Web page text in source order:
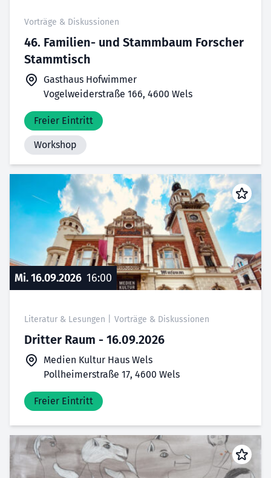
Vorträge & Diskussionen
46. Familien- und Stammbaum Forscher
Stammtisch
Gasthaus Hofwimmer
Vogelweiderstraße 166, 4600 Wels
Freier Eintritt
Workshop
Mi. 16.09.2026 16:00
Literatur & Lesungen Vorträge & Diskussionen
Dritter Raum - 16.09.2026
Medien Kultur Haus Wels
Pollheimerstraße 17, 4600 Wels
Freier Eintritt